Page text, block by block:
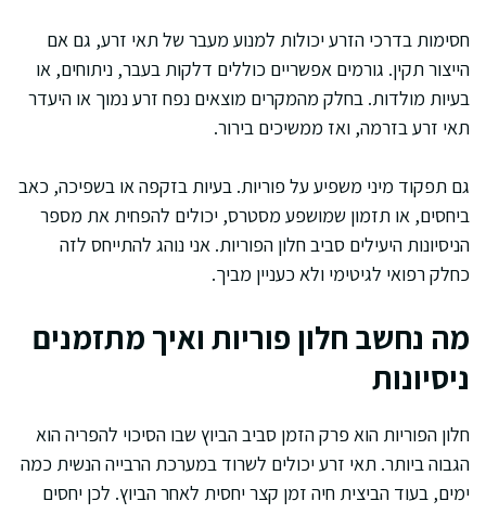
חסימות בדרכי הזרע יכולות למנוע מעבר של תאי זרע, גם אם
הייצור תקין. גורמים אפשריים כוללים דלקות בעבר, ניתוחים, או
בעיות מולדות. בחלק מהמקרים מוצאים נפח זרע נמוך או היעדר
תאי זרע בזרמה, ואז ממשיכים בירור.
גם תפקוד מיני משפיע על פוריות. בעיות בזקפה או בשפיכה, כאב
ביחסים, או תזמון שמושפע מסטרס, יכולים להפחית את מספר
הניסיונות היעילים סביב חלון הפוריות. אני נוהג להתייחס לזה
כחלק רפואי לגיטימי ולא כעניין מביך.
מה נחשב חלון פוריות ואיך מתזמנים
ניסיונות
חלון הפוריות הוא פרק הזמן סביב הביוץ שבו הסיכוי להפריה הוא
הגבוה ביותר. תאי זרע יכולים לשרוד במערכת הרבייה הנשית כמה
ימים, בעוד הביצית חיה זמן קצר יחסית לאחר הביוץ. לכן יחסים